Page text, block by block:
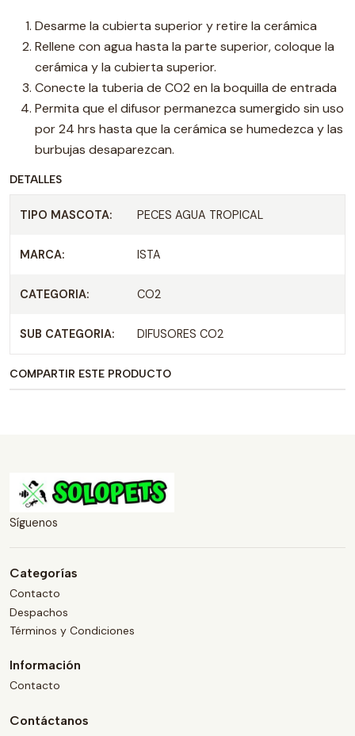
Desarme la cubierta superior y retire la cerámica
Rellene con agua hasta la parte superior, coloque la
cerámica y la cubierta superior.
Conecte la tuberia de CO2 en la boquilla de entrada
Permita que el difusor permanezca sumergido sin uso
por 24 hrs hasta que la cerámica se humedezca y las
burbujas desaparezcan.
DETALLES
TIPO MASCOTA: PECES AGUA TROPICAL
MARCA: ISTA
CATEGORIA: CO2
SUB CATEGORIA: DIFUSORES CO2
COMPARTIR ESTE PRODUCTO
Síguenos
Categorías
Contacto
Despachos
Términos y Condiciones
Información
Contacto
Contáctanos